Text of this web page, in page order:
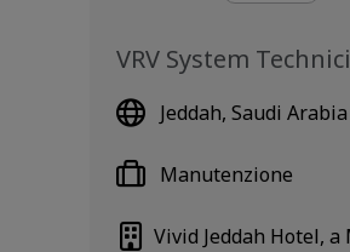
VRV System
Jeddah, Saudi Arabia
Vivid Jeddah Hotel, a
Manutenzione